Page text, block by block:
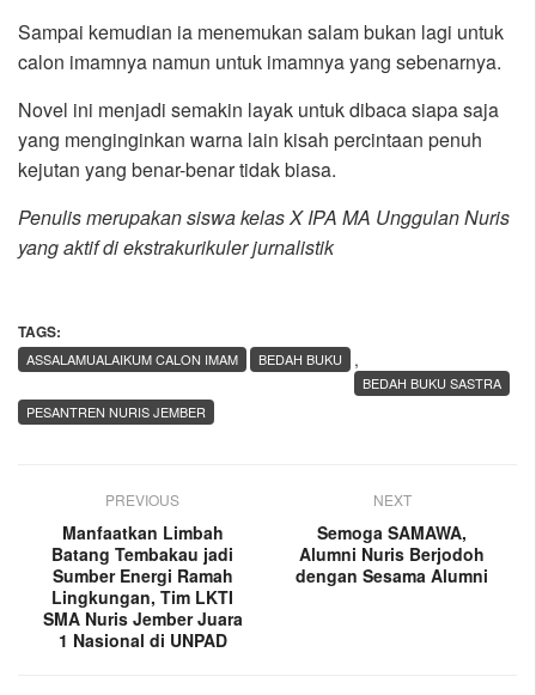
Sampai kemudian ia menemukan salam bukan lagi untuk
calon imamnya namun untuk imamnya yang sebenarnya.
Novel ini menjadi semakin layak untuk dibaca siapa saja
yang menginginkan warna lain kisah percintaan penuh
kejutan yang benar-benar tidak biasa.
Penulis merupakan siswa kelas X IPA MA Unggulan Nuris
yang aktif di ekstrakurikuler jurnalistik
TAGS:
,
ASSALAMUALAIKUM CALON IMAM
BEDAH BUKU
BEDAH BUKU SASTRA
PESANTREN NURIS JEMBER
PREVIOUS
Manfaatkan Limbah
Batang Tembakau jadi
Sumber Energi Ramah
Lingkungan, Tim LKTI
SMA Nuris Jember Juara
1 Nasional di UNPAD
NEXT
Semoga SAMAWA,
Alumni Nuris Berjodoh
dengan Sesama Alumni